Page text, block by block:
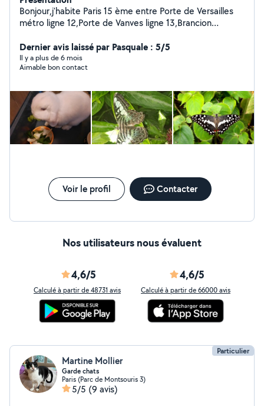
Bonjour,j'habite Paris 15 ème entre Porte de Versailles
métro ligne 12,Porte de Vanves ligne 13,Brancion
ayant mes grands-parents à la campagne depuis toute
petite.Je garde souvent des petits,moyens et grands
animaux de compagnie de particulier à mon domicile et
des:Chiens, chats,lapins,cochon d inde,tortue... De plus,
j ai le diplôme d assistante vétérinaire option NAC.Je
garde un animal à la fois ou plusieurs si même
propriétaire.Si vous êtes intéressez vous pouvez me
contactez par le site merci et peut être à bientôt
Dernier avis laissé par Pasquale : 5/5
Il y a plus de 6 mois
Aimable bon contact
Voir le profil Contacter
Nos utilisateurs nous évaluent
4,6/5
Calculé à partir de 48731 avis
4,6/5
Calculé à partir de 66000 avis
Particulier
Martine Mollier
Garde chats
Paris (Parc de Montsouris 3)
5/5 (9 avis)